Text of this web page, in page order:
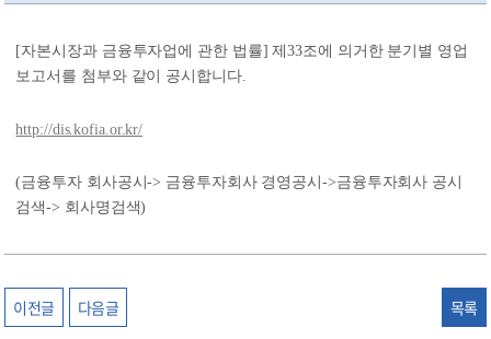
[자본시장과 금융투자업에 관한 법률]제33조에 의거한 분기별 영업
보고서를 첨부와 같이 공시합니다.
http://dis.kofia.or.kr/
(금융투자 회사공시-> 금융투자회사 경영공시->금융투자회사 공시
검색-> 회사명검색)
이전글 다음글 목록